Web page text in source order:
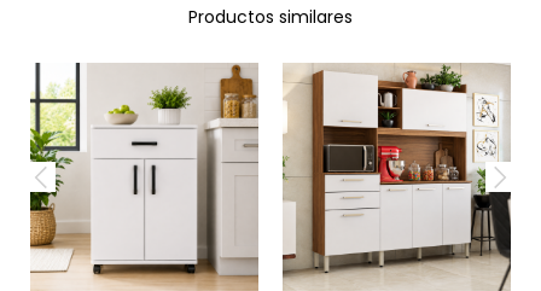
Productos similares